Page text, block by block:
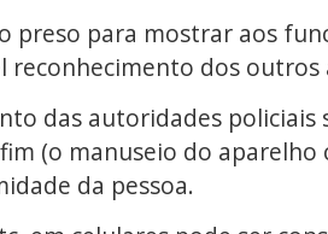
preso para mostrar aos
reconhecimento dos
das autoridades policiais
(o manuseio do
da pessoa.